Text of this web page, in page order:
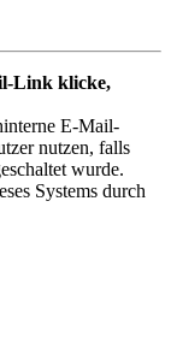
Link klicke,
E-Mail-
nutzen, falls
wurde.
Systems durch